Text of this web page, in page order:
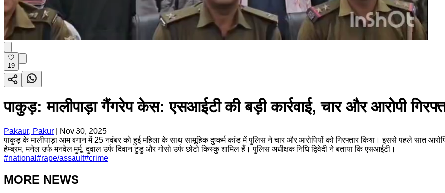
19
पाकुड़: मालीपाड़ा गैंगरेप केस: एसआईटी की बड़ी कार्रवाई, चार और आरोपी
Pakaur, Pakur
Nov 30, 2025
पाकुड़ के मालीपाड़ा आम बगान में 25 नवंबर को हुई महिला के साथ सामूहिक दुष्कर्म कांड में पुलिस ने चार और आरोपियों को गिरफ्तार किया। इससे पहले सात
हेम्ब्रम, मनेल उर्फ मनवेल मुर्मू, दुवाल उर्फ दिवान टुडु और गोसो उर्फ छोटो किस्कु शामिल हैं। पुलिस अधीक्षक निधि द्विवेदी ने बताया कि एसआईटी।
#national #rape/assault#crime
MORE NEWS